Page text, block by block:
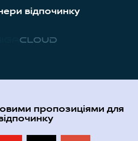
відпочинку
пропозиціями для